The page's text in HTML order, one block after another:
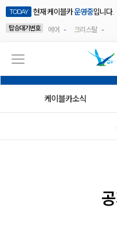
TODAY 현재 케이블카운영중입니다.
탑승대기번호
에어 - 크리스탈 -
케이블카소식